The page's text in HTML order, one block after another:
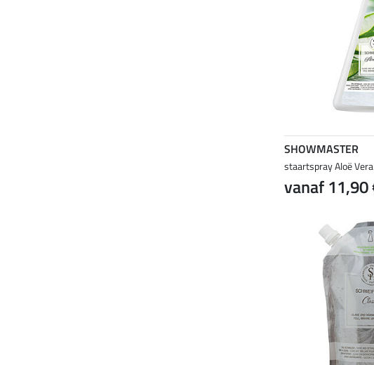
SHOWMASTER
staartspray Aloë Vera
vanaf 11,90